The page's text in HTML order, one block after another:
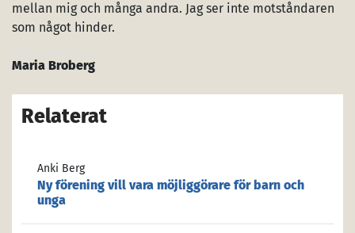
mellan mig och många andra. Jag ser inte motståndaren
som något hinder.
Maria Broberg
Relaterat
Anki Berg
Ny förening vill vara möjliggörare för barn och
unga